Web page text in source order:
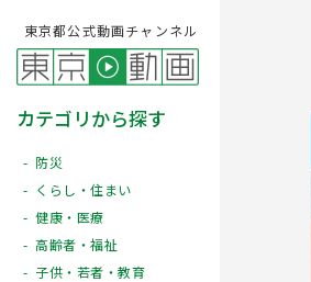
東京都公式動画チャンネル
カテゴリから探す
防災
くらし・住まい
健康・医療
高齢者・福祉
子供・若者・教育